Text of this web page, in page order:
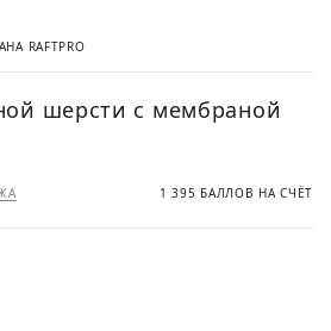
RAFTPRO
шерсти с мембраной
1 395 БАЛЛОВ НА СЧЁТ